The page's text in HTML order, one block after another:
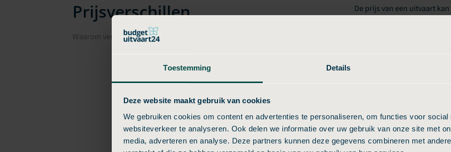
Toestemming Details
Deze website maakt gebruik van cookies
We gebruiken cookies om content en advertenties te personaliseren, om functies voor social
websiteverkeer te analyseren. Ook delen we informatie over uw gebruik van onze site met
media, adverteren en analyse. Deze partners kunnen deze gegevens combineren met
Prijsverschillen
Waarom verschillen uitvaartkosten in Wormerveer per aanbieder?
De prijs van een uitvaart
komt door verschillen in
regio Wormerveer, de
over extra kosten.
altijd duidelijk zijn,
bepaalde voordelen niet